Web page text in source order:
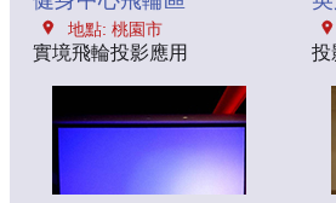
地點: 桃園市
實境飛輪投影應用 投